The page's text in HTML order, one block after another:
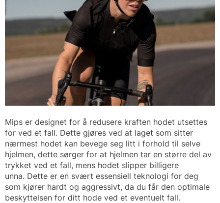
Mips er designet for å redusere kraften hodet utsettes
for ved et fall. Dette gjøres ved at laget som sitter
nærmest hodet kan bevege seg litt i forhold til selve
hjelmen, dette sørger for at hjelmen tar en større del av
trykket ved et fall, mens hodet slipper billigere
unna. Dette er en svært essensiell teknologi for deg
som kjører hardt og aggressivt, da du får den optimale
beskyttelsen for ditt hode ved et eventuelt fall.